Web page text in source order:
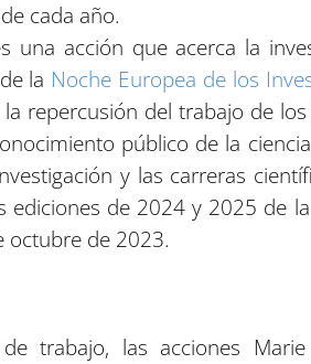
cada año.
una acción que acerca la
la Noche Europea de los
repercusión del trabajo de
público de la
y las carreras
ediciones de 2024 y 2025 de
octubre de 2023.
trabajo, las acciones Marie